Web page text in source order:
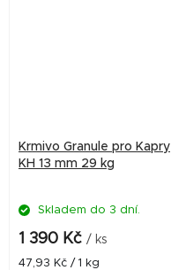
Krmivo Granule pro Kapry
KH 13 mm 29 kg
Skladem do 3 dní.
1 390 Kč / ks
Měrná
47,93 Kč / 1 kg